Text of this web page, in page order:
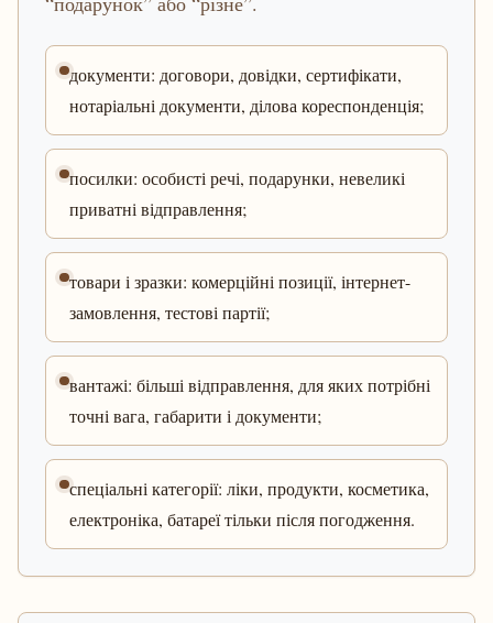
документи: договори, довідки, сертифікати,
нотаріальні документи, ділова кореспонденція;
посилки: особисті речі, подарунки, невеликі
приватні відправлення;
товари і зразки: комерційні позиції, інтернет-
замовлення, тестові партії;
вантажі: більші відправлення, для яких потрібні
точні вага, габарити і документи;
спеціальні категорії: ліки, продукти, косметика,
електроніка, батареї тільки після погодження.